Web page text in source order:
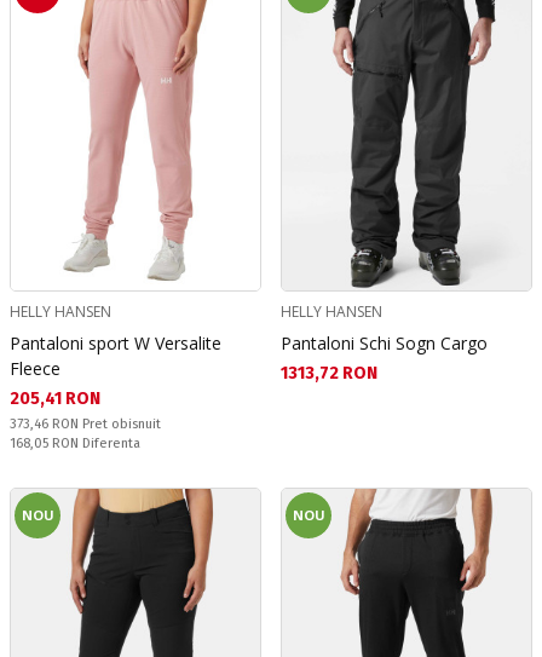
HELLY HANSEN
Pantaloni sport W Versalite
Fleece
Текуща цена:
205,41 RON
Pret obisnuit:
373,46 RON Pret obisnuit
Спестявате:
168,05 RON Diferenta
HELLY HANSEN
Pantaloni Schi Sogn Cargo
Текуща цена:
1313,72 RON
NOU NOU